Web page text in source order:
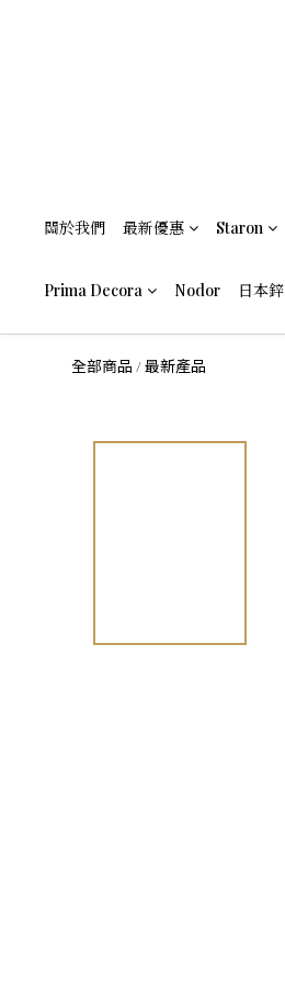
關於我們 最新優惠 Staron
Prima Decora Nodor 日本鋅
全部商品 /最新產品